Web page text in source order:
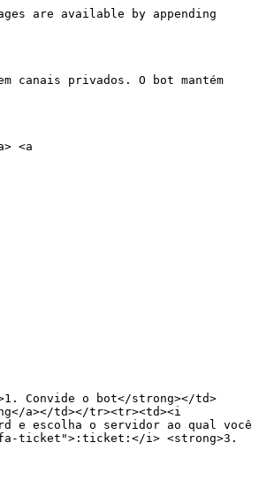
are available by appending
canais privados. O bot mantém
<a
Convide o bot</strong></td>
a></td></tr><tr><td><i
e escolha o servidor ao qual você
ticket">:ticket:</i> <strong>3.